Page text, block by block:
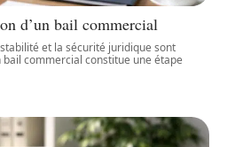
d’un bail commercial
et la sécurité juridique sont
commercial constitue une étape